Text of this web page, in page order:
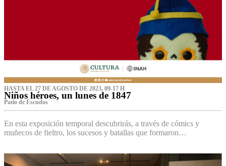
HASTA EL 27 DE AGOSTO DE 2023, 09-17 H
Niños héroes, un lunes de 1847
Patio de Escudos
En esta exposición temporal descubrirás, a través de cómics y
muñecos de fieltro, los sucesos y batallas que formaron…